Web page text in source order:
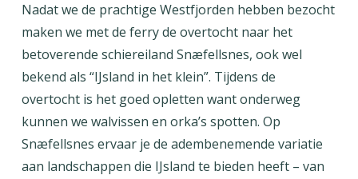
Nadat we de prachtige Westfjorden hebben bezocht
maken we met de ferry de overtocht naar het
betoverende schiereiland Snæfellsnes, ook wel
bekend als “IJsland in het klein”. Tijdens de
overtocht is het goed opletten want onderweg
kunnen we walvissen en orka’s spotten. Op
Snæfellsnes ervaar je de adembenemende variatie
aan landschappen die IJsland te bieden heeft – van